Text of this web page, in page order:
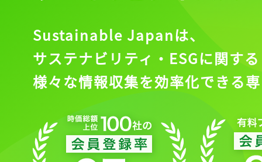
Sustainable Japanは、
サステナビリティ・ESGに関する
様々な情報収集を効率化できる